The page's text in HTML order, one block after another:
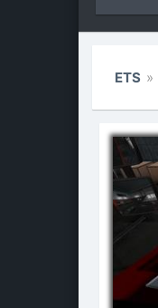
ETS »